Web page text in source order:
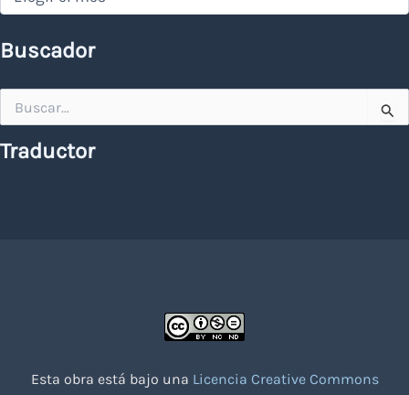
Buscador
por:
Traductor
Esta obra está bajo una Licencia Creative Commons